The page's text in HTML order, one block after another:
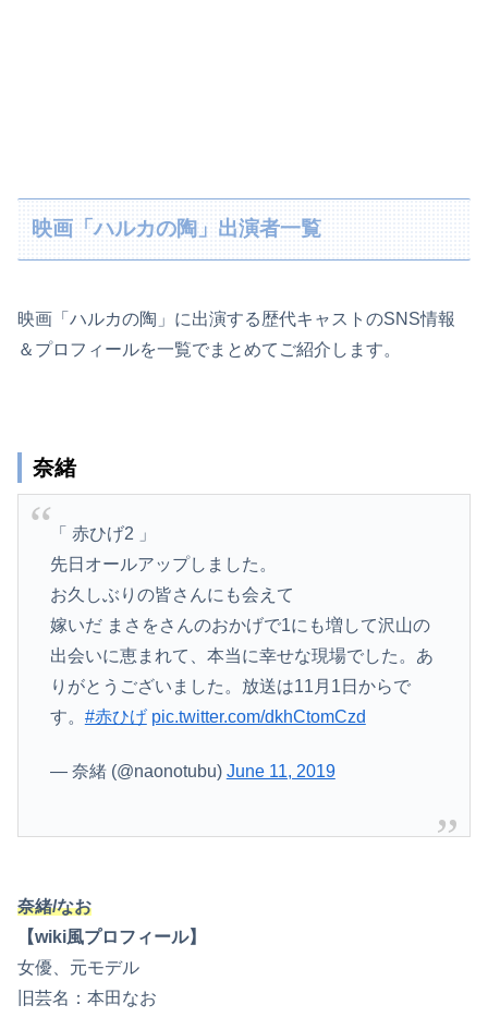
映画「ハルカの陶」出演者一覧
映画「ハルカの陶」に出演する歴代キャストのSNS情報
＆プロフィールを一覧でまとめてご紹介します。
奈緒
「 赤ひげ2 」
先日オールアップしました。
お久しぶりの皆さんにも会えて
嫁いだ まさをさんのおかげで1にも増して沢山の
出会いに恵まれて、本当に幸せな現場でした。あ
りがとうございました。放送は11月1日からで
す。 #赤ひげ pic.twitter.com/dkhCtomCzd
— 奈緒 (@naonotubu) June 11, 2019
奈緒/なお
【wiki風プロフィール】
女優、元モデル
旧芸名：本田なお